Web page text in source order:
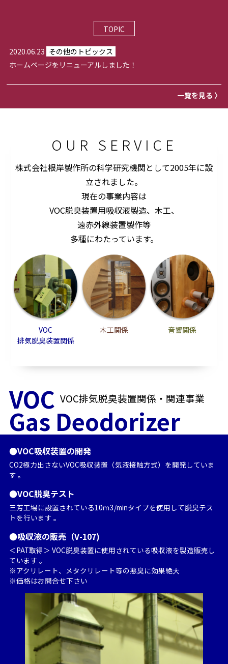
TOPIC
2020.06.23 その他のトピックス
ホームページをリニューアルしました！
一覧を見る 〉
OUR SERVICE
株式会社根岸製作所の科学研究機関として2005年に設
立されました。
現在の事業内容は
VOC脱臭装置用吸収液製造、木工、
遠赤外線装置製作等
多種にわたっています。
VOC
排気脱臭装置関係
木工関係 音響関係
VOC VOC排気脱臭装置関係・関連事業
Gas Deodorizer
●VOC吸収装置の開発
CO2極力出さないVOC吸収装置（気液接触方式）を開発していま
す 。
●VOC脱臭テスト
三芳工場に設置されている10ｍ3/minタイプを使用して脱臭テス
トを行います 。
●吸収液の販売（V-107)
＜PAT取得＞ VOC脱臭装置に使用されている吸収液を製造販売し
ています 。
※アクリレート、メタクリレート等の悪臭に効果絶大
※価格はお問合せ下さい